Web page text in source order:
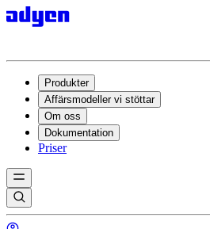
Produkter
Affärsmodeller vi stöttar
Om oss
Dokumentation
Priser